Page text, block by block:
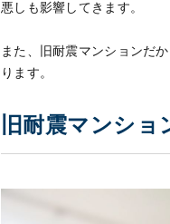
悪しも影響してきます。
また、旧耐震マンションだ
ります。
旧耐震マンショ